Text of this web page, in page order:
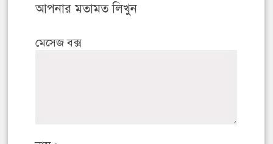
আপনার মতামত লিখুন
মেসেজ বক্স